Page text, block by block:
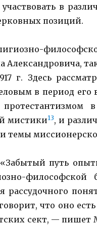
в
позиций.
Александровича,
г. Здесь
в период его
мистики13, и
темы
путь
что оно
сект, —